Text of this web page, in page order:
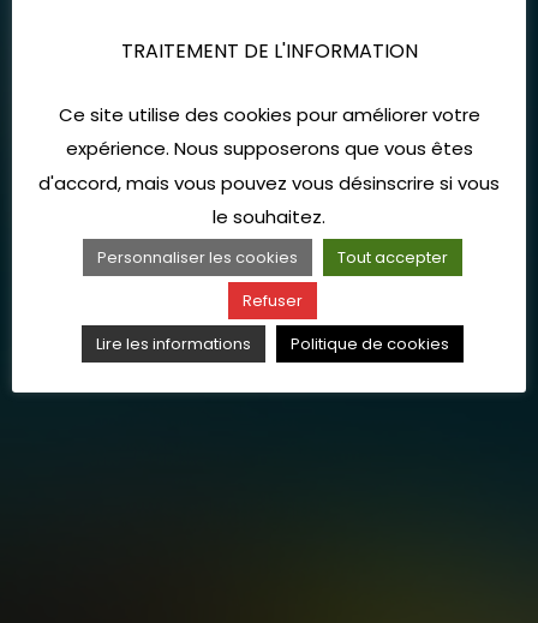
TRAITEMENT DE L'INFORMATION
Ce site utilise des cookies pour améliorer votre
expérience. Nous supposerons que vous êtes
d'accord, mais vous pouvez vous désinscrire si vous
le souhaitez.
Personnaliser les cookies
Tout accepter
Refuser
Lire les informations
Politique de cookies